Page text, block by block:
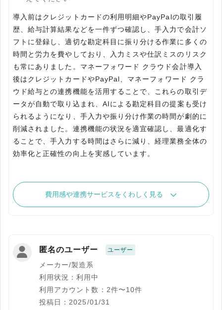
導入前はクレジットカードの利用明細やPayPalの取引履
歴、給与計算結果などを一件ずつ確認し、手入力で会計ソ
フトに登録し、適切な勘定科目に振り分ける作業に多くの
時間と労力を費やしており、入力ミスや仕訳ミスのリスク
も常にありました。マネーフォワード クラウド会計導入
後はクレジットカードやPayPal、マネーフォワード クラ
ウド給与との連携機能を活用することで、これらの取引デ
ータが自動で取り込まれ、AIによる勘定科目の提案も受け
られるようになり、手入力や振り分け作業の時間が劇的に
削減されました。連携機能の状況を適宜確認し、最適化す
ることで、手入力する時間はさらに減り、経理業務全体の
効率化と正確性の向上を実感しています。
費用感や連携サービスをくわしく見る
匿名のユーザー ユーザー
メーカー/製造系
利用状況：利用中
利用アカウント数：2件〜10件
投稿日：2025/01/31